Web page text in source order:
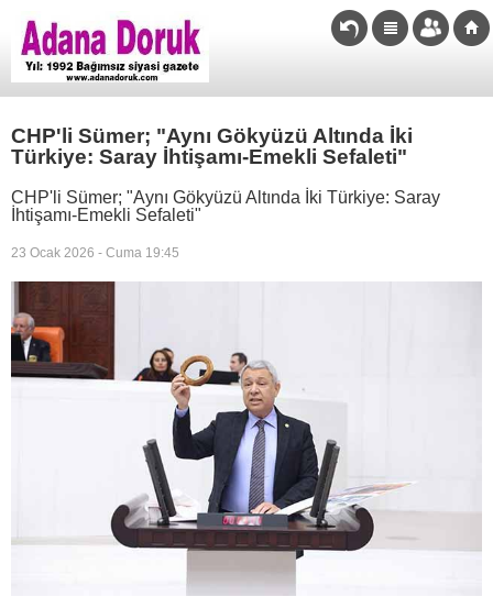
CHP'li Sümer; "Aynı Gökyüzü Altında İki
Türkiye: Saray İhtişamı-Emekli Sefaleti"
CHP'li Sümer; "Aynı Gökyüzü Altında İki Türkiye: Saray
İhtişamı-Emekli Sefaleti"
23 Ocak 2026 - Cuma 19:45